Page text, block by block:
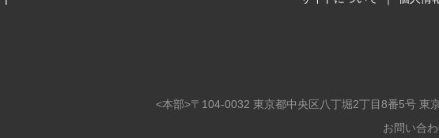
<本部>〒104-0032 東京都中央区八丁堀2丁目8番5号 東
お問い合